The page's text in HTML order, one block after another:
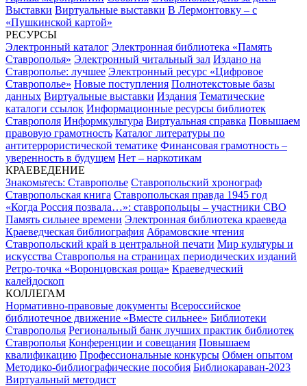
Выставки Виртуальные выставки В Лермонтовку – с
«Пушкинской картой»
РЕСУРСЫ
Электронный каталог Электронная библиотека «Память
Ставрополья» Электронный читальный зал Издано на
Ставрополье: лучшее Электронный ресурс «Цифровое
Ставрополье» Новые поступления Полнотекстовые базы
данных Виртуальные выставки Издания Тематические
каталоги ссылок Информационные ресурсы библиотек
Ставрополя Информкультура Виртуальная справка Повышаем
правовую грамотность Каталог литературы по
антитеррористической тематике Финансовая грамотность –
уверенность в будущем Нет – наркотикам
КРАЕВЕДЕНИЕ
Знакомьтесь: Ставрополье Ставропольский хронограф
Ставропольская книга Ставропольская правда 1945 год
«Когда Россия позвала…»: ставропольцы – участники СВО
Память сильнее времени Электронная библиотека краеведа
Краеведческая библиография Абрамовские чтения
Ставропольский край в центральной печати Мир культуры и
искусства Ставрополья на страницах периодических изданий
Ретро-точка «Воронцовская роща» Краеведческий
калейдоскоп
КОЛЛЕГАМ
Нормативно-правовые документы Всероссийское
библиотечное движение «Вместе сильнее» Библиотеки
Ставрополья Региональный банк лучших практик библиотек
Ставрополья Конференции и совещания Повышаем
квалификацию Профессиональные конкурсы Обмен опытом
Методико-библиографические пособия Библиокараван-2023
Виртуальный методист